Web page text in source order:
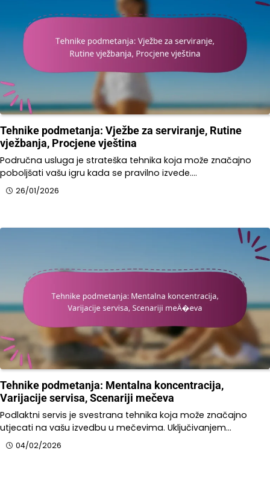
Tehnike podmetanja: Vježbe za serviranje, Rutine
vježbanja, Procjene vještina
Područna usluga je strateška tehnika koja može značajno
poboljšati vašu igru kada se pravilno izvede.…
26/01/2026
Tehnike podmetanja: Mentalna koncentracija,
Varijacije servisa, Scenariji mečeva
Podlaktni servis je svestrana tehnika koja može značajno
utjecati na vašu izvedbu u mečevima. Uključivanjem…
04/02/2026